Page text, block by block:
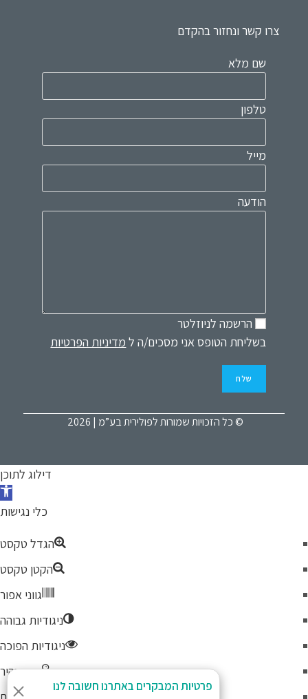
צרו קשר ונחזור בהקדם
שם מלא
טלפון
מייל
הודעה
הרשמה לניוזלטר
בשליחת הטופס אני מסכים/ה ל מדיניות הפרטיות
© כל הזכויות שמורות לפולירית בע”מ | 2026
פרטיות המבקרים באתרנו חשובה לנו
דילוג לתוכן
כלי נגישות
הגדל טקסט
הקטן טקסט
גווני אפור
ניגודיות גבוהה
ניגודיות הפוכה
רקע בהיר